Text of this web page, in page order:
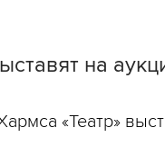
на
«Театр»